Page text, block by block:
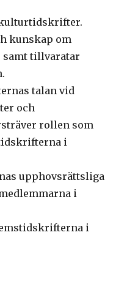
kunskap om
tillvaratar
talan vid
och
rollen som
i
upphovsrättsliga
i
i